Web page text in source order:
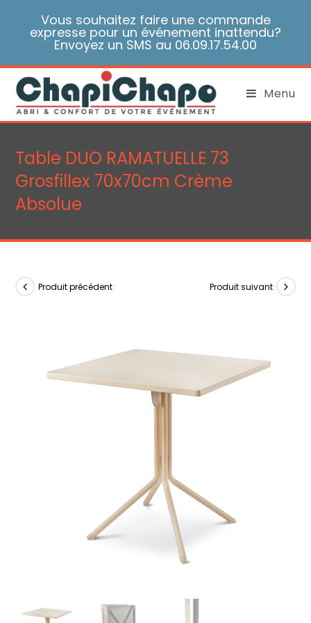
Vous souhaitez faire une commande
expresse pour un événement inattendu?
Envoyez un SMS au 06.09.17.54.00
Menu
Table DUO RAMATUELLE 73
Grosfillex 70x70cm Crème
Absolue
Produit précédent Produit suivant